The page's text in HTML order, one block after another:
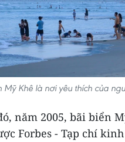
Mỹ Khê là nơi yêu thích của
năm 2005, bãi biển
Forbes - Tạp chí